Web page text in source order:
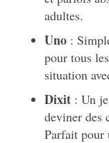
adultes.
Uno :
pour tous
situation
Dixit : Un
deviner des
Parfait pour